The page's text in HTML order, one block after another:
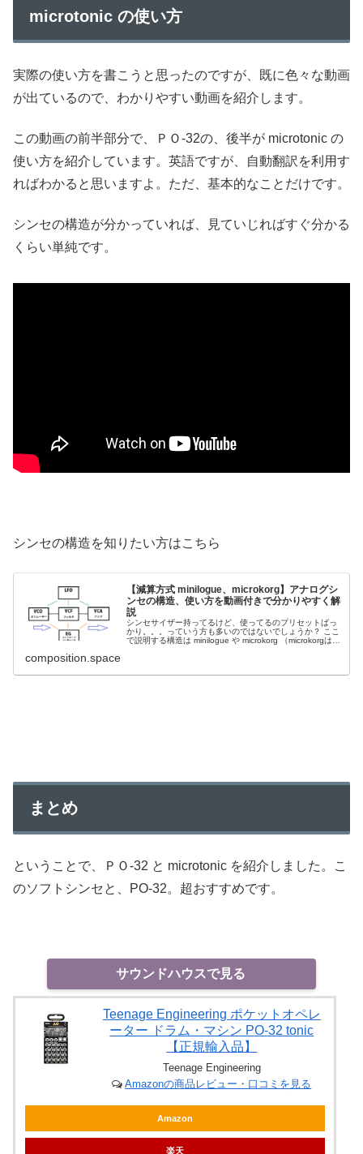
microtonic の使い方
実際の使い方を書こうと思ったのですが、既に色々な動画
が出ているので、わかりやすい動画を紹介します。
この動画の前半部分で、ＰＯ-32の、後半が microtonic の
使い方を紹介しています。英語ですが、自動翻訳を利用す
ればわかると思いますよ。ただ、基本的なことだけです。
シンセの構造が分かっていれば、見ていじればすぐ分かる
くらい単純です。
シンセの構造を知りたい方はこちら
【減算方式 minilogue、microkorg】アナログシ
ンセの構造、使い方を動画付きで分かりやすく解
説
シンセサイザー持ってるけど、使ってるのプリセットばっ
かり。。。っていう方も多いのではないでしょうか？ ここ
で説明する構造は minilogue や microkorg （microkorgはア
composition.space
まとめ
ということで、ＰＯ-32 と microtonic を紹介しました。こ
のソフトシンセと、PO-32。超おすすめです。
サウンドハウスで見る
Teenage Engineering ポケットオペレ
ーター ドラム・マシン PO-32 tonic
【正規輸入品】
Teenage Engineering
Amazonの商品レビュー・口コミを見る
Amazon
楽天